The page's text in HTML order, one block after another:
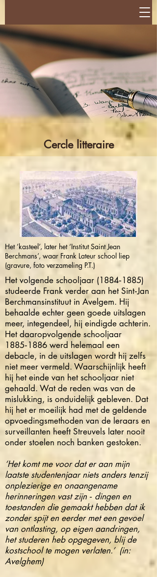
Cercle litteraire
Het ’kasteel’, later het ‘Institut Saint Jean
Berchmans’, waar Frank Lateur school liep
(gravure, foto verzameling P.T.)
Het volgende schooljaar (1884‑1885)
studeerde Frank verder aan het Sint‑Jan
Berchmansinstituut in Avelgem. Hij
behaalde echter geen goede uitslagen
meer, integendeel, hij eindigde achterin.
Het daaropvolgende schooljaar
1885‑1886 werd helemaal een
debacle, in de uitslagen wordt hij zelfs
niet meer vermeld. Waarschijnlijk heeft
hij het einde van het schooljaar niet
gehaald. Wat de reden was van de
mislukking, is onduidelijk gebleven. Dat
hij het er moeilijk had met de geldende
opvoedingsmethoden van de leraars en
surveillanten heeft Streuvels later nooit
onder stoelen noch banken gestoken.
‘Het komt me voor dat er aan mijn
laatste studentenjaar niets anders tenzij
onplezierige en onaangename
herinneringen vast zijn ‑ dingen en
toestanden die gemaakt hebben dat ik
zonder spijt en eerder met een gevoel
van ontlasting, op eigen aandringen,
het studeren heb opgegeven, blij de
kostschool te mogen verlaten.’ (in:
Avelghem)